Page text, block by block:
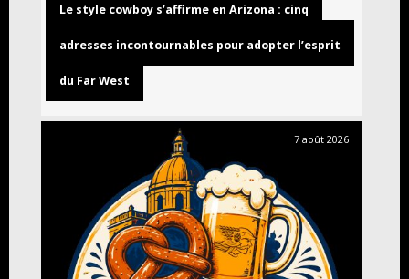
Le style cowboy s’affirme en Arizona : cinq
adresses incontournables pour adopter l’esprit
du Far West
7 août 2026